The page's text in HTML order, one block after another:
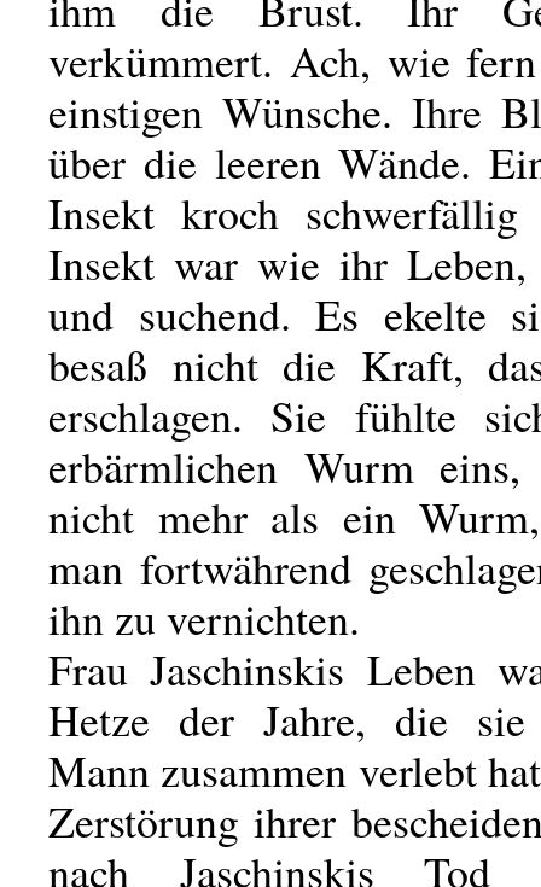
verkümmert. Ach, wie
einstigen Wünsche. Ihre
über die leeren Wände.
Insekt kroch schwerfällig
Insekt war wie ihr Leben,
und suchend. Es ekelte
besaß nicht die Kraft,
erschlagen. Sie fühlte
erbärmlichen Wurm
nicht mehr als ein
man fortwährend
ihn zu vernichten.
Frau Jaschinskis Leben
Hetze der Jahre, die
Mann zusammen verlebt
Zerstörung ihrer
nach Jaschinskis